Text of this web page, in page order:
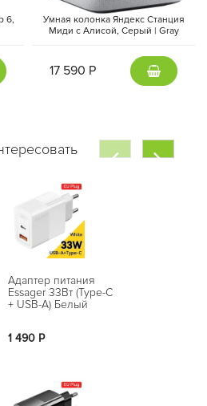
6,
Умная колонка Яндекс Станция
Миди с Алисой, Cерый | Gray
17 590 Р
Адаптер питания
Essager 33Вт (Type-C
+ USB-A) Белый
1 490 Р